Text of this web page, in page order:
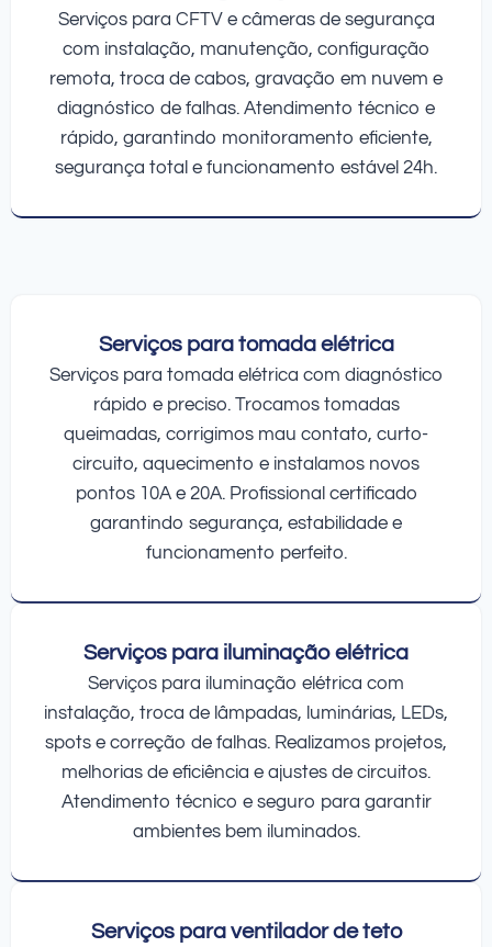
Serviços para CFTV e câmeras de segurança
com instalação, manutenção, configuração
remota, troca de cabos, gravação em nuvem e
diagnóstico de falhas. Atendimento técnico e
rápido, garantindo monitoramento eficiente,
segurança total e funcionamento estável 24h.
Serviços para tomada elétrica
Serviços para tomada elétrica com diagnóstico
rápido e preciso. Trocamos tomadas
queimadas, corrigimos mau contato, curto-
circuito, aquecimento e instalamos novos
pontos 10A e 20A. Profissional certificado
garantindo segurança, estabilidade e
funcionamento perfeito.
Serviços para iluminação elétrica
Serviços para iluminação elétrica com
instalação, troca de lâmpadas, luminárias, LEDs,
spots e correção de falhas. Realizamos projetos,
melhorias de eficiência e ajustes de circuitos.
Atendimento técnico e seguro para garantir
ambientes bem iluminados.
Serviços para ventilador de teto